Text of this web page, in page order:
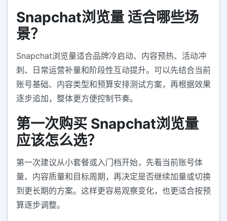
Snapchat浏览量 适合哪些场
景？
Snapchat浏览量适合品牌冷启动、内容预热、活动冲
刺、日常运营补量和阶段性互动提升。可以先结合当前
账号基础、内容类型和预算安排测试方案，再根据效果
逐步追加，整体更方便控制节奏。
第一次购买 Snapchat浏览量
应该怎么选？
第一次建议从小套餐或入门档开始，先看当前账号体
量、内容质量和目标周期，再决定是否继续加量或切换
到更长期的方案。这样更容易观察变化，也更适合按预
算逐步调整。